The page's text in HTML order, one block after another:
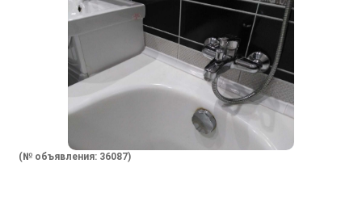
(№ объявления: 36087)